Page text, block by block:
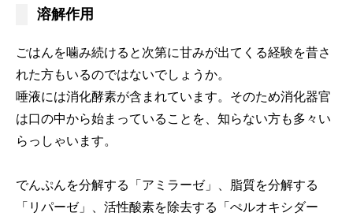
溶解作用
ごはんを噛み続けると次第に甘みが出てくる経験を昔さ
れた方もいるのではないでしょうか。
唾液には消化酵素が含まれています。そのため消化器官
は口の中から始まっていることを、知らない方も多々い
らっしゃいます。
でんぷんを分解する「アミラーゼ」、脂質を分解する
「リパーゼ」、活性酸素を除去する「ぺルオキシダー